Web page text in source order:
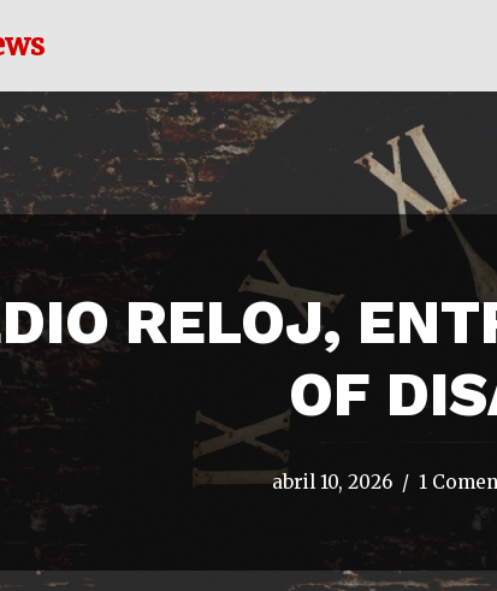
RELOJ,
OF
abril 10, 2026 1